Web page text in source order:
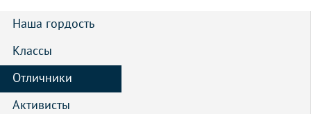
Наша гордость
Классы
Отличники
Активисты